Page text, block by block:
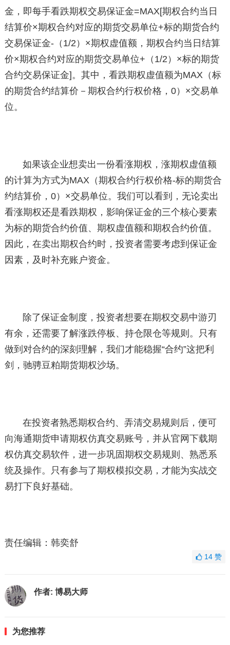
金，即每手看跌期权交易保证金=MAX[期权合约当日
结算价×期权合约对应的期货交易单位+标的期货合约
交易保证金-（1/2）×期权虚值额，期权合约当日结算
价×期权合约对应的期货交易单位+（1/2）×标的期货
合约交易保证金]。其中，看跌期权虚值额为MAX（标
的期货合约结算价－期权合约行权价格，0）×交易单
位。
如果该企业想卖出一份看涨期权，涨期权虚值额
的计算为方式为MAX（期权合约行权价格-标的期货合
约结算价，0）×交易单位。我们可以看到，无论卖出
看涨期权还是看跌期权，影响保证金的三个核心要素
为标的期货合约价值、期权虚值额和期权合约价值。
因此，在卖出期权合约时，投资者需要考虑到保证金
因素，及时补充账户资金。
除了保证金制度，投资者想要在期权交易中游刃
有余，还需要了解涨跌停板、持仓限仓等规则。只有
做到对合约的深刻理解，我们才能稳握“合约”这把利
剑，驰骋豆粕期货期权沙场。
在投资者熟悉期权合约、弄清交易规则后，便可
向海通期货申请期权仿真交易账号，并从官网下载期
权仿真交易软件，进一步巩固期权交易规则、熟悉系
统及操作。只有参与了期权模拟交易，才能为实战交
易打下良好基础。
责任编辑：韩奕舒
14赞
作者: 博易大师
为您推荐